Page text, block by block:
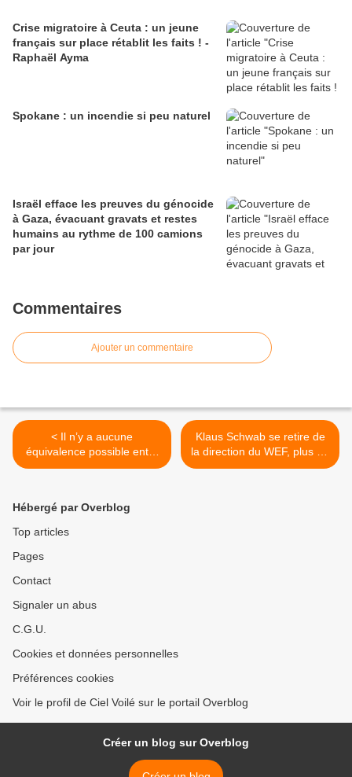
Crise migratoire à Ceuta : un jeune
français sur place rétablit les faits ! -
Raphaël Ayma
Spokane : un incendie si peu naturel
Israël efface les preuves du génocide
à Gaza, évacuant gravats et restes
humains au rythme de 100 camions
par jour
Commentaires
Ajouter un commentaire
< Il n’y a aucune
équivalence possible entre
la violence israélienne et
Klaus Schwab se retire de
la direction du WEF, plus de
50 ans après sa fondation >
Hébergé par Overblog
Top articles
Pages
Contact
Signaler un abus
C.G.U.
Cookies et données personnelles
Préférences cookies
Voir le profil de Ciel Voilé sur le portail Overblog
Créer un blog sur Overblog